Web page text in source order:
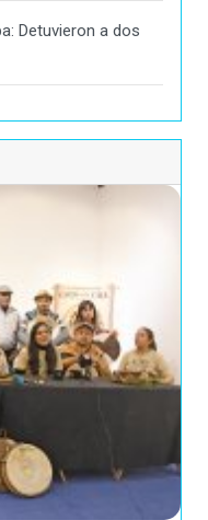
Detuvieron a dos